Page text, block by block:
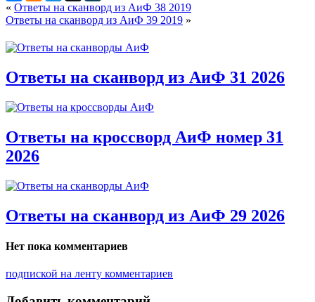
« Ответы на сканворд из АиФ 38 2019
Ответы на сканворд из АиФ 39 2019 »
Ответы на сканворд из АиФ 31 2026
Ответы на кроссворд АиФ номер 31
2026
Ответы на сканворд из АиФ 29 2026
Нет пока комментариев
подпиской на ленту комментариев